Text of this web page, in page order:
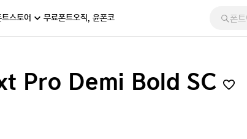
트스토어 무료폰트오직, 윤폰코
Pro Demi Bold SC